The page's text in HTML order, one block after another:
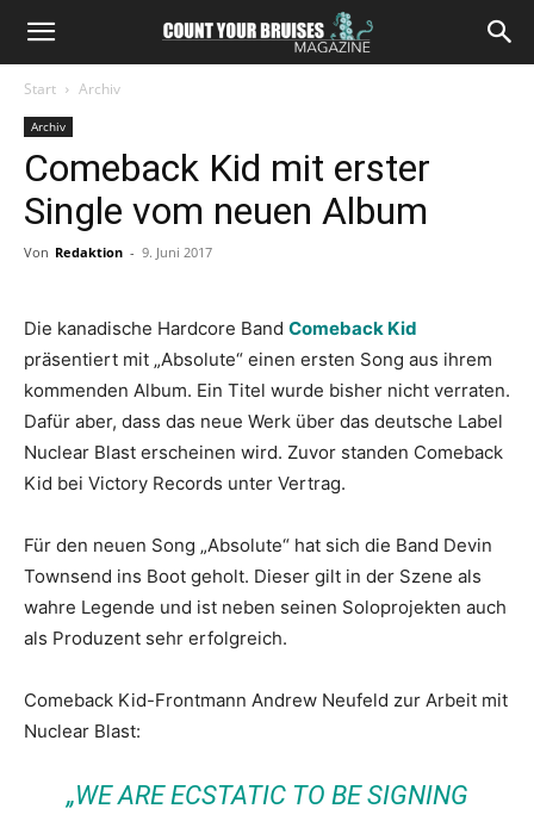
Start Archiv
Archiv
Comeback Kid mit erster
Single vom neuen Album
Von Redaktion - 9. Juni 2017
Die kanadische Hardcore Band Comeback Kid
präsentiert mit „Absolute“ einen ersten Song aus ihrem
kommenden Album. Ein Titel wurde bisher nicht verraten.
Dafür aber, dass das neue Werk über das deutsche Label
Nuclear Blast erscheinen wird. Zuvor standen Comeback
Kid bei Victory Records unter Vertrag.
Für den neuen Song „Absolute“ hat sich die Band Devin
Townsend ins Boot geholt. Dieser gilt in der Szene als
wahre Legende und ist neben seinen Soloprojekten auch
als Produzent sehr erfolgreich.
Comeback Kid-Frontmann Andrew Neufeld zur Arbeit mit
Nuclear Blast:
„WE ARE ECSTATIC TO BE SIGNING